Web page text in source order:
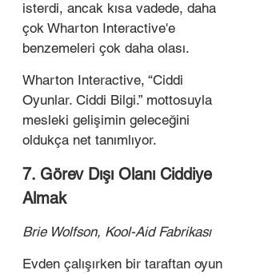
isterdi, ancak kısa vadede, daha
çok Wharton Interactive'e
benzemeleri çok daha olası.
Wharton Interactive, “Ciddi
Oyunlar. Ciddi Bilgi.” mottosuyla
mesleki gelişimin geleceğini
oldukça net tanımlıyor.
7. Görev Dışı Olanı Ciddiye
Almak
Brie Wolfson, Kool-Aid Fabrikası
Evden çalışırken bir taraftan oyun